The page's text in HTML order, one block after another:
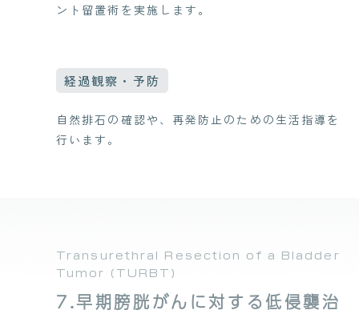
ント留置術を実施します。
経過観察・予防
自然排石の確認や、再発防止のための生活指導を
行います。
Transurethral Resection of a Bladder
Tumor (TURBT)
7.早期膀胱がんに対する低侵襲治